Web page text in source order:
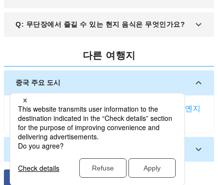
A: 무단장은 러시아와 가까운 위치에 있어, 기차나 버
로 사전에 확인이 필요합니다.
Q: 무단장에서 즐길 수 있는 현지 음식은 무엇인가요?
A: 무단장은 중국 동북 지역의 음식 문화가 발달한 곳
으로, 동북식 만두(자오즈), 훈둔(완탕), 러시아식 빵
과 요리 등을 맛볼 수 있습니다. 특히 러시아와의 교
류가 많아 유럽식 레스토랑도 쉽게 찾을 수 있습니다.
다른 여행지
중국 주요 도시
상하이베이징다롄광저우선양푸저우톈진
옌지
선전칭다오창춘시안 지난샤먼
중국 기타 도시
바오터우무단장 웨이하이 쉬저우